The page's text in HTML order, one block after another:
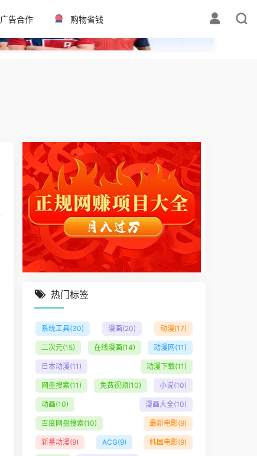
✕
广告合作 购物省钱
热门标签
系统工具(30) 漫画(20) 动漫(17)
二次元(15) 在线漫画(14) 动漫网 (11)
日本动漫(11) 动漫下载(11)
网盘搜索(11) 免费视频(10) 小说(10)
动画(10) 漫画大全(10)
百度网盘搜索(10) 最新电影(9)
新番动漫(9) ACG(9) 韩国电影(9)